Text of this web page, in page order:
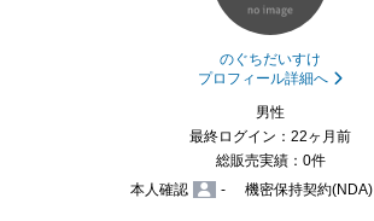
のぐちだいすけ
プロフィール詳細へ
男性
最終ログイン：22ヶ月前
総販売実績：0件
本人確認
- 機密保持契約(NDA)